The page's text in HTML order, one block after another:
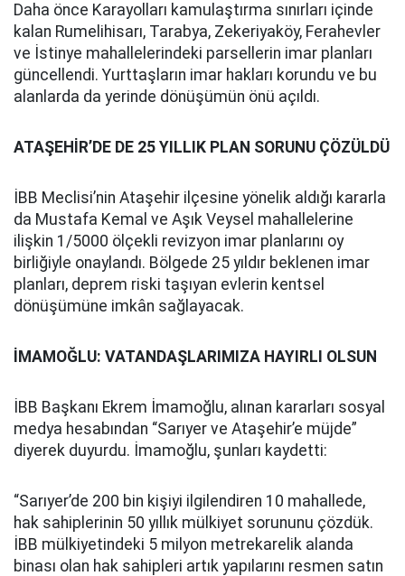
Daha önce Karayolları kamulaştırma sınırları içinde
kalan Rumelihisarı, Tarabya, Zekeriyaköy, Ferahevler
ve İstinye mahallelerindeki parsellerin imar planları
güncellendi. Yurttaşların imar hakları korundu ve bu
alanlarda da yerinde dönüşümün önü açıldı.
ATAŞEHİR’DE DE 25 YILLIK PLAN SORUNU ÇÖZÜLDÜ
İBB Meclisi’nin Ataşehir ilçesine yönelik aldığı kararla
da Mustafa Kemal ve Aşık Veysel mahallelerine
ilişkin 1/5000 ölçekli revizyon imar planlarını oy
birliğiyle onaylandı. Bölgede 25 yıldır beklenen imar
planları, deprem riski taşıyan evlerin kentsel
dönüşümüne imkân sağlayacak.
İMAMOĞLU: VATANDAŞLARIMIZA HAYIRLI OLSUN
İBB Başkanı Ekrem İmamoğlu, alınan kararları sosyal
medya hesabından “Sarıyer ve Ataşehir’e müjde”
diyerek duyurdu. İmamoğlu, şunları kaydetti:
“Sarıyer’de 200 bin kişiyi ilgilendiren 10 mahallede,
hak sahiplerinin 50 yıllık mülkiyet sorununu çözdük.
İBB mülkiyetindeki 5 milyon metrekarelik alanda
binası olan hak sahipleri artık yapılarını resmen satın